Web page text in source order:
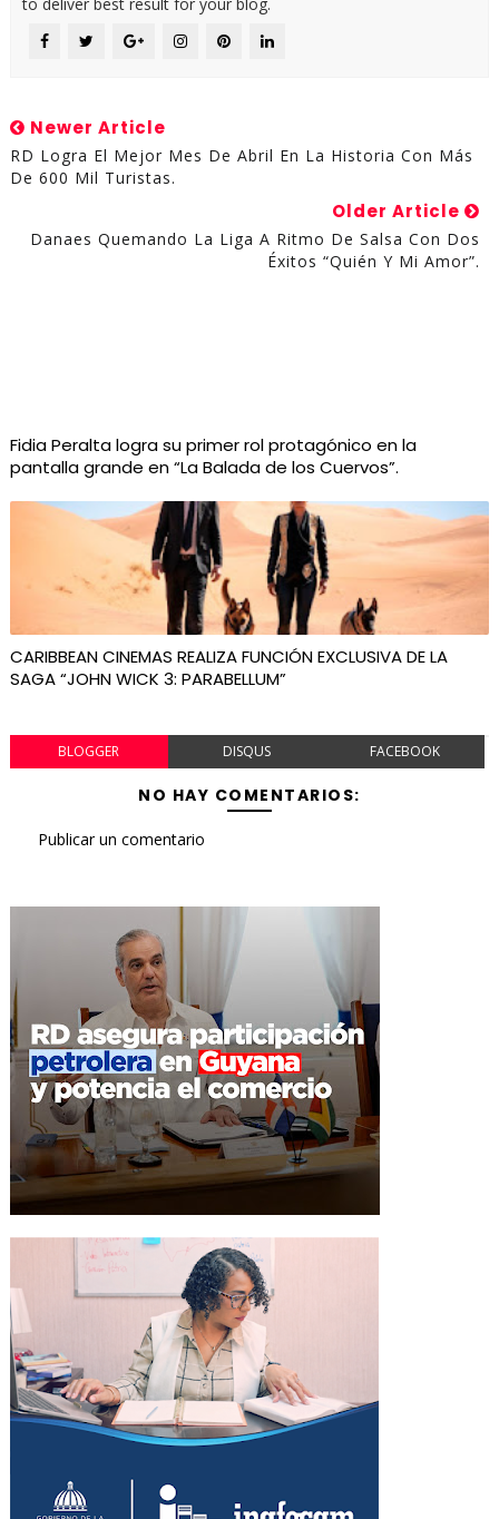
Newer Article
RD Logra El Mejor Mes De Abril En La Historia Con Más
De 600 Mil Turistas.
Older Article
Danaes Quemando La Liga A Ritmo De Salsa Con Dos
Éxitos “Quién Y Mi Amor”.
Fidia Peralta logra su primer rol protagónico en la
pantalla grande en “La Balada de los Cuervos”.
CARIBBEAN CINEMAS REALIZA FUNCIÓN EXCLUSIVA DE LA
SAGA “JOHN WICK 3: PARABELLUM”
BLOGGER DISQUS FACEBOOK
NO HAY COMENTARIOS:
Publicar un comentario